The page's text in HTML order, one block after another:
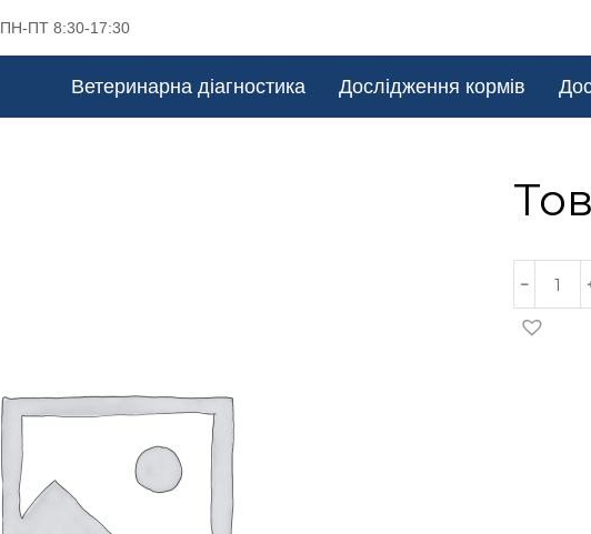
ПН-ПТ 8:30-17:30
Ветеринарна діагностика Дослідження кормів